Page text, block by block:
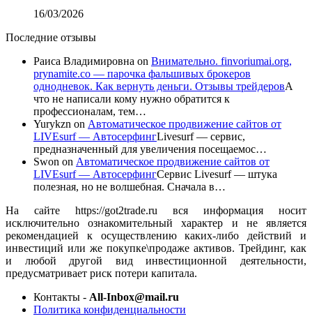
16/03/2026
Последние отзывы
Раиса Владимировна on Внимательно. finvoriumai.org,
prynamite.co — парочка фальшивых брокеров
однодневок. Как вернуть деньги. Отзывы трейдеровА
что не написали кому нужно обратится к
профессионалам, тем…
Yurykzn on Автоматическое продвижение сайтов от
LIVEsurf — АвтосерфингLivesurf — сервис,
предназначенный для увеличения посещаемос…
Swon on Автоматическое продвижение сайтов от
LIVEsurf — АвтосерфингСервис Livesurf — штука
полезная, но не волшебная. Сначала в…
На сайте https://got2trade.ru вся информация носит
исключительно ознакомительный характер и не является
рекомендацией к осуществлению каких-либо действий и
инвестиций или же покупке\продаже активов. Трейдинг, как
и любой другой вид инвестиционной деятельности,
предусматривает риск потери капитала.
Контакты - All-Inbox@mail.ru
Политика конфиденциальности